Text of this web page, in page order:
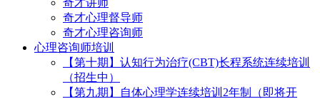
奇才讲师
奇才心理督导师
奇才心理咨询师
心理咨询师培训
【第十期】认知行为治疗(CBT)长程系统连续培训
（招生中）
【第九期】自体心理学连续培训2年制（即将开